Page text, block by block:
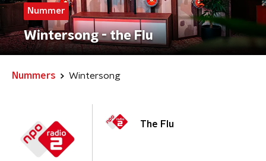
Nummer
Wintersong - the Flu
Nummers Wintersong
The Flu